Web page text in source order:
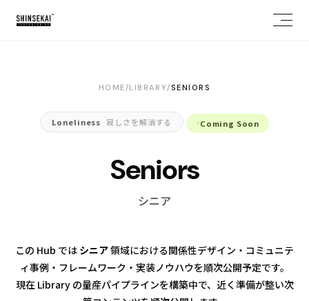
HOME/LIBRARY/ SENIORS
Loneliness 寂しさを解消する Coming Soon
Seniors
シニア
この Hub では シニア領域における関係性デザイン・コミュニテ
ィ事例・フレームワーク・実装ノウハウを順次公開予定です。
現在 Library の量産パイプラインを構築中で、近く準備が整い次